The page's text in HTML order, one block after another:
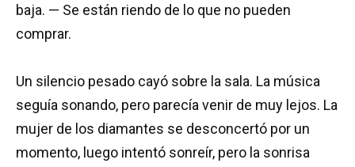
baja. — Se están riendo de lo que no pueden
comprar.
Un silencio pesado cayó sobre la sala. La música
seguía sonando, pero parecía venir de muy lejos. La
mujer de los diamantes se desconcertó por un
momento, luego intentó sonreír, pero la sonrisa